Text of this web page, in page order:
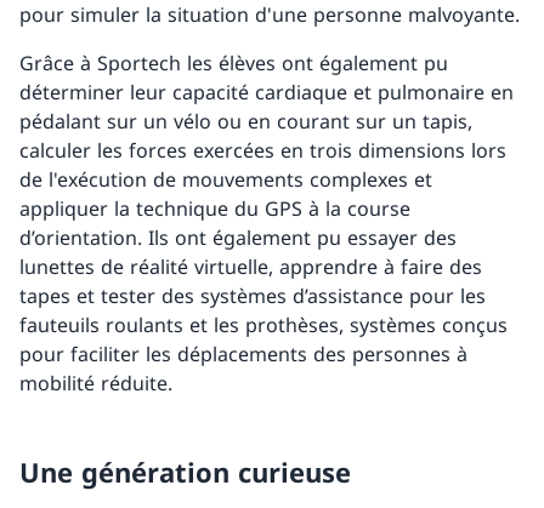
pour simuler la situation d'une personne malvoyante.
Grâce à Sportech les élèves ont également pu
déterminer leur capacité cardiaque et pulmonaire en
pédalant sur un vélo ou en courant sur un tapis,
calculer les forces exercées en trois dimensions lors
de l'exécution de mouvements complexes et
appliquer la technique du GPS à la course
d’orientation. Ils ont également pu essayer des
lunettes de réalité virtuelle, apprendre à faire des
tapes et tester des systèmes d’assistance pour les
fauteuils roulants et les prothèses, systèmes conçus
pour faciliter les déplacements des personnes à
mobilité réduite.
Une génération curieuse